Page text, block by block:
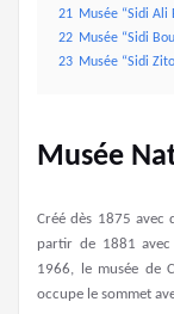
21 Musée “Sidi Ali
22 Musée “Sidi
23 Musée “Sidi
Musée
Créé dès 1875 avec
partir de 1881
1966, le musée de
occupe le sommet